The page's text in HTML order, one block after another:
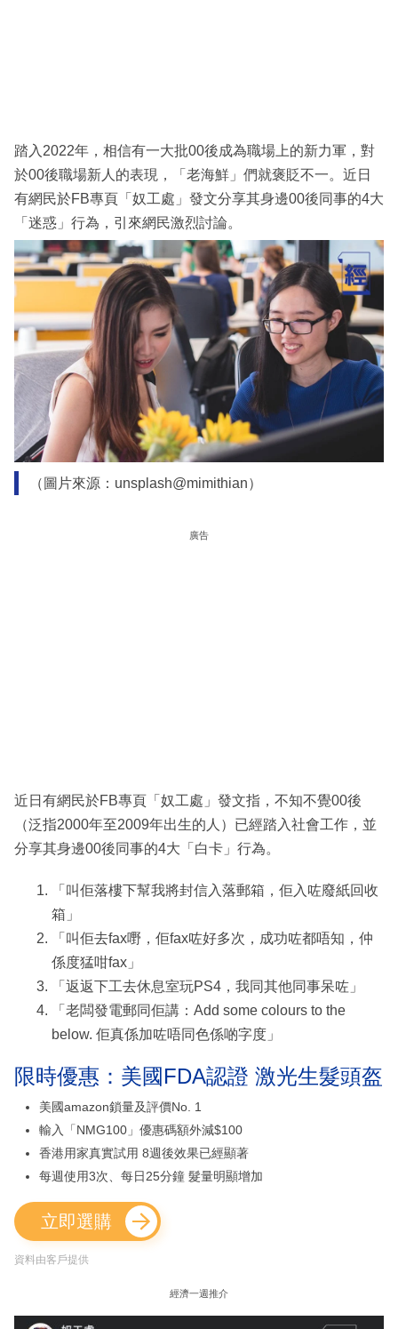
踏入2022年，相信有一大批00後成為職場上的新力軍，對
於00後職場新人的表現，「老海鮮」們就褒貶不一。近日
有網民於FB專頁「奴工處」發文分享其身邊00後同事的4大
「迷惑」行為，引來網民激烈討論。
（圖片來源：unsplash@mimithian）
廣告
近日有網民於FB專頁「奴工處」發文指，不知不覺00後
（泛指2000年至2009年出生的人）已經踏入社會工作，並
分享其身邊00後同事的4大「白卡」行為。
「叫佢落樓下幫我將封信入落郵箱，佢入咗廢紙回收
箱」
「叫佢去fax嘢，佢fax咗好多次，成功咗都唔知，仲
係度猛咁fax」
「返返下工去休息室玩PS4，我同其他同事呆咗」
「老闆發電郵同佢講：Add some colours to the
below. 佢真係加咗唔同色係啲字度」
限時優惠：美國FDA認證 激光生髮頭盔
美國amazon鎖量及評價No. 1
輸入「NMG100」優惠碼額外減$100
香港用家真實試用 8週後效果已經顯著
每週使用3次、每日25分鐘 髮量明顯增加
立即選購
資料由客戶提供
經濟一週推介